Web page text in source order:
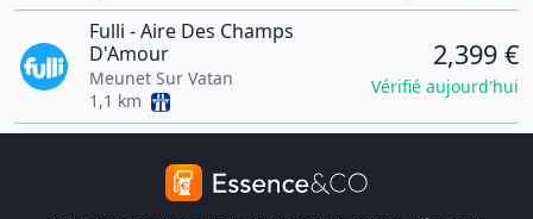
Fulli - Aire Des Champs
D'Amour
Meunet Sur Vatan
1,1 km
2,399 €
Vérifié aujourd'hui